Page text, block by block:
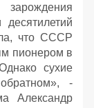
что СССР
пионером в
сухие
-
Александр